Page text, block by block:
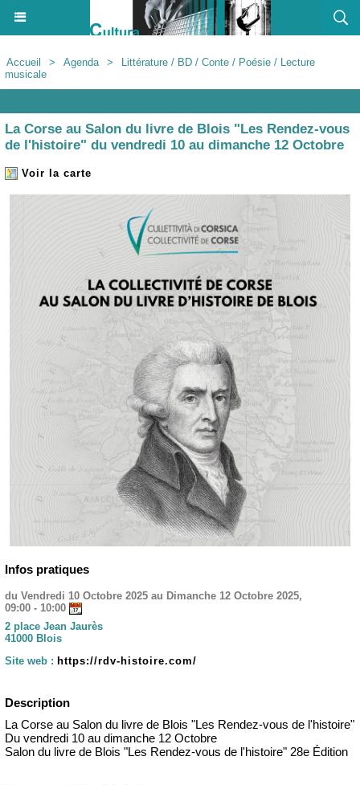
Accueil > Agenda >
Littérature / BD / Conte / Poésie / Lecture
musicale
La Corse au Salon du livre de Blois "Les Rendez-vous
de l'histoire" du vendredi 10 au dimanche 12 Octobre
Voir la carte
Infos pratiques
du Vendredi 10 Octobre 2025 au Dimanche 12 Octobre 2025,
09:00 - 10:00
2 place Jean Jaurès
41000 Blois
Site web : https://rdv-histoire.com/
Description
La Corse au Salon du livre de Blois "Les Rendez-vous de l'histoire"
Du vendredi 10 au dimanche 12 Octobre
Salon du livre de Blois "Les Rendez-vous de l'histoire" 28e Édition